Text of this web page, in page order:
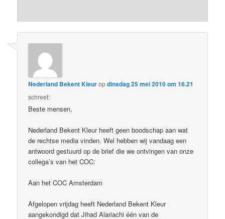
Nederland Bekent Kleuropdinsdag 25 mei 2010 om 16.21
schreef:
Beste mensen,
Nederland Bekent Kleur heeft geen boodschap aan wat
de rechtse media vinden. Wel hebben wij vandaag een
antwoord gestuurd op de brief die we ontvingen van onze
collega’s van het COC:
Aan het COC Amsterdam
Afgelopen vrijdag heeft Nederland Bekent Kleur
aangekondigd dat Jihad Alariachi één van de